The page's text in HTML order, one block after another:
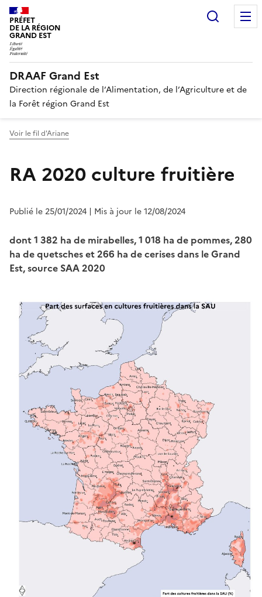
PRÉFET
DE LA RÉGION
GRAND EST
DRAAF Grand Est
Direction régionale de l’Alimentation, de l’Agriculture et de
la Forêt région Grand Est
Voir le fil d'Ariane
RA 2020 culture fruitière
Publié le 25/01/2024 | Mis à jour le 12/08/2024
dont 1 382 ha de mirabelles, 1 018 ha de pommes, 280
ha de quetsches et 266 ha de cerises dans le Grand
Est, source SAA 2020